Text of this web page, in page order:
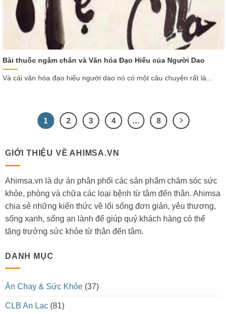
Bài thuốc ngâm chân và Văn hóa Đạo Hiếu của Người Dao
Và cái văn hóa đạo hiếu người dao nó có một câu chuyện rất là...
1 2 3 4 … 8
GIỚI THIỆU VỀ AHIMSA.VN
Ahimsa.vn là dự án phân phối các sản phẩm chăm sóc sức
khỏe, phòng và chữa các loại bệnh từ tâm đến thân. Ahimsa
chia sẻ những kiến thức về lối sống đơn giản, yêu thương,
sống xanh, sống an lành để giúp quý khách hàng có thể
tăng trưởng sức khỏe từ thân đến tâm.
DANH MỤC
Ăn Chay & Sức Khỏe (37)
CLB An Lạc (81)